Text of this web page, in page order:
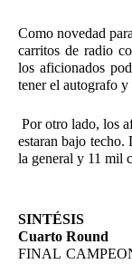
Como novedad
carritos de radio
los aficionados
tener el autografo
estaran bajo techo.
la general y 11 mil
SINTÉSIS
Cuarto Round
FINAL